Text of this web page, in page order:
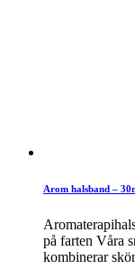
Arom halsband –
på farten Våra
kombinerar